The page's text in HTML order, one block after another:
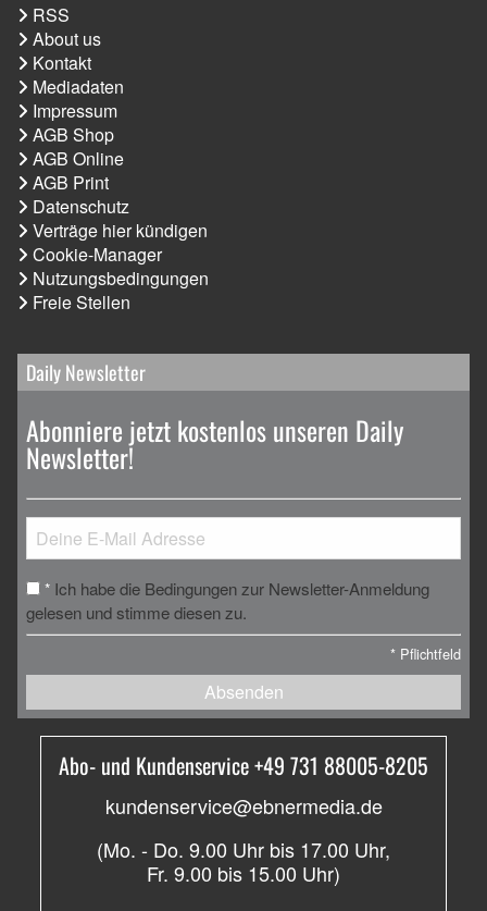
RSS
About us
Kontakt
Mediadaten
Impressum
AGB Shop
AGB Online
AGB Print
Datenschutz
Verträge hier kündigen
Cookie-Manager
Nutzungsbedingungen
Freie Stellen
Daily Newsletter
Abonniere jetzt kostenlos unseren Daily
Newsletter!
* Ich habe die Bedingungen zur Newsletter-Anmeldung
gelesen und stimme diesen zu.
* Pflichtfeld
Absenden
Abo- und Kundenservice +49 731 88005-8205
kundenservice@ebnermedia.de
(Mo. - Do. 9.00 Uhr bis 17.00 Uhr,
Fr. 9.00 bis 15.00 Uhr)